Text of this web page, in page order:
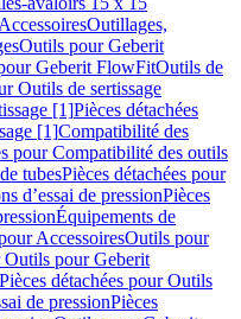
Outillages,
Outils pour Geberit
Geberit FlowFitOutils de
Outils de sertissage
[1]Pièces détachées
[1]Compatibilité des
pour Compatibilité des outils
tubesPièces détachées pour
d’essai de pressionPièces
Équipements de
AccessoiresOutils pour
Outils pour Geberit
Pièces détachées pour Outils
de pressionPièces